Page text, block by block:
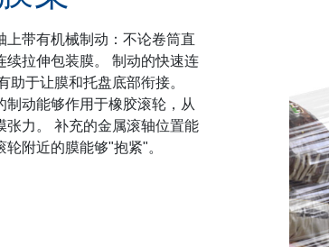
上带有机械制动： 不论卷筒直
续拉伸包装膜。 制动的快速连
助于让膜和托盘底部衔接。
制动能够作用于橡胶滚轮，从
张力。 补充的金属滚轴位置能
轮附近的膜能够"抱紧"。